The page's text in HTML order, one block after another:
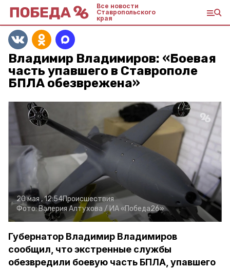
Все новости
Ставропольского
края
Владимир Владимиров: «Боевая
часть упавшего в Ставрополе
БПЛА обезврежена»
20 мая , 12:54Происшествия
Фото:Валерия Алтухова / ИА «Победа26»
Губернатор Владимир Владимиров
сообщил, что экстренные службы
обезвредили боевую часть БПЛА, упавшего